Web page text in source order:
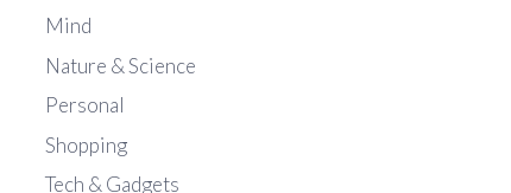
Mind
Nature & Science
Personal
Shopping
Tech & Gadgets